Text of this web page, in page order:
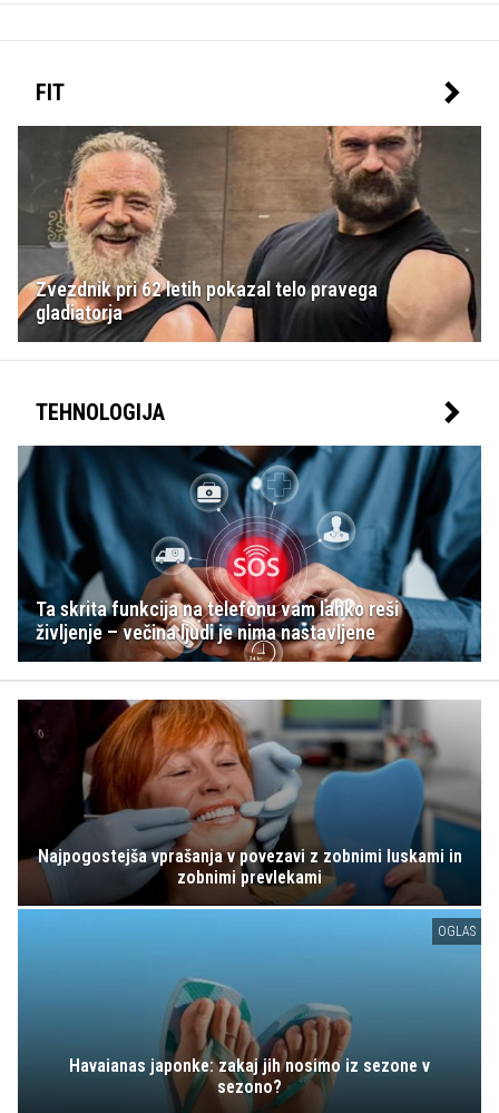
FIT
Zvezdnik pri 62 letih pokazal telo pravega
gladiatorja
TEHNOLOGIJA
Ta skrita funkcija na telefonu vam lahko reši
življenje – večina ljudi je nima nastavljene
Najpogostejša vprašanja v povezavi z zobnimi luskami in
zobnimi prevlekami
OGLAS
Havaianas japonke: zakaj jih nosimo iz sezone v
sezono?